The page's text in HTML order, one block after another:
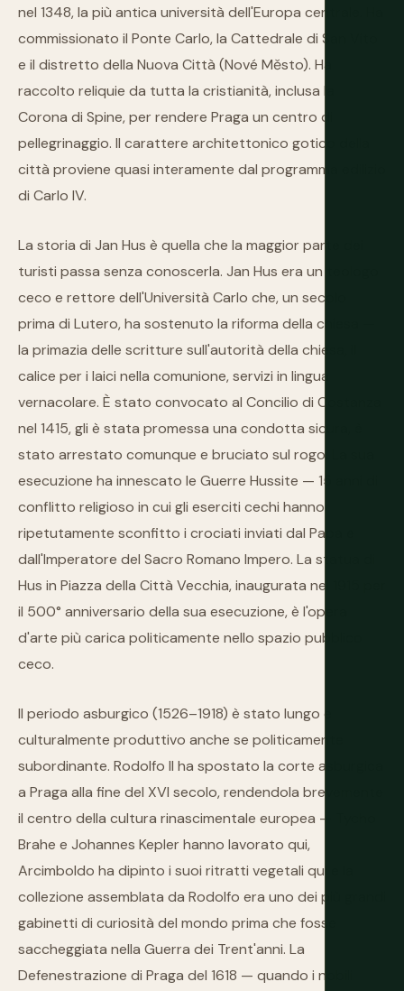
nel 1348, la più antica università dell'Europa centrale. Ha
commissionato il Ponte Carlo, la Cattedrale di San Vito
e il distretto della Nuova Città (Nové Město). Ha
raccolto reliquie da tutta la cristianità, inclusa la
Corona di Spine, per rendere Praga un centro di
pellegrinaggio. Il carattere architettonico gotico della
città proviene quasi interamente dal programma edilizio
di Carlo IV.
La storia di Jan Hus è quella che la maggior parte dei
turisti passa senza conoscerla. Jan Hus era un teologo
ceco e rettore dell'Università Carlo che, un secolo
prima di Lutero, ha sostenuto la riforma della chiesa —
la primazia delle scritture sull'autorità della chiesa, il
calice per i laici nella comunione, servizi in lingua
vernacolare. È stato convocato al Concilio di Costanza
nel 1415, gli è stata promessa una condotta sicura, è
stato arrestato comunque e bruciato sul rogo. La sua
esecuzione ha innescato le Guerre Hussite — 15 anni di
conflitto religioso in cui gli eserciti cechi hanno
ripetutamente sconfitto i crociati inviati dal Papa e
dall'Imperatore del Sacro Romano Impero. La statua di
Hus in Piazza della Città Vecchia, inaugurata nel 1915 per
il 500° anniversario della sua esecuzione, è l'opera
d'arte più carica politicamente nello spazio pubblico
ceco.
Il periodo asburgico (1526–1918) è stato lungo e
culturalmente produttivo anche se politicamente
subordinante. Rodolfo II ha spostato la corte asburgica
a Praga alla fine del XVI secolo, rendendola brevemente
il centro della cultura rinascimentale europea — Tycho
Brahe e Johannes Kepler hanno lavorato qui,
Arcimboldo ha dipinto i suoi ritratti vegetali qui e la
collezione assemblata da Rodolfo era uno dei più grandi
gabinetti di curiosità del mondo prima che fosse
saccheggiata nella Guerra dei Trent'anni. La
Defenestrazione di Praga del 1618 — quando i nobili